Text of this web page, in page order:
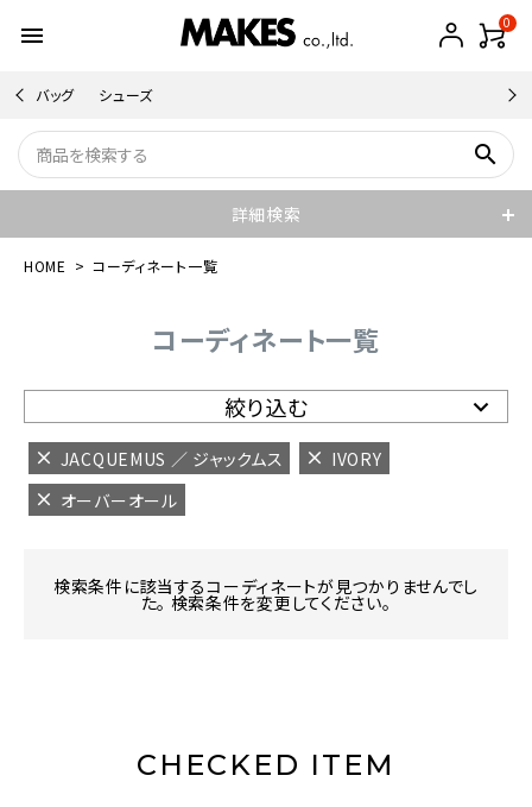
menu 0
バッグ シューズ
search
詳細検索
HOME コーディネート一覧
コーディネート一覧
絞り込む
JACQUEMUS ／ ジャックムス
IVORY
オーバーオール
検索条件に該当するコーディネートが見つかりませんでし
た。 検索条件を変更してください。
CHECKED ITEM